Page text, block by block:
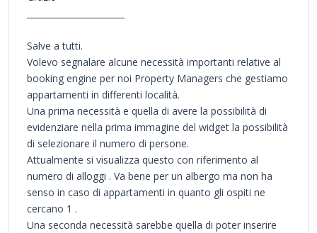
Salve a tutti.
Volevo segnalare alcune necessità importanti relative al
booking engine per noi Property Managers che gestiamo
appartamenti in differenti località.
Una prima necessità e quella di avere la possibilità di
evidenziare nella prima immagine del widget la possibilità
di selezionare il numero di persone.
Attualmente si visualizza questo con riferimento al
numero di alloggi . Va bene per un albergo ma non ha
senso in caso di appartamenti in quanto gli ospiti ne
cercano 1 .
Una seconda necessità sarebbe quella di poter inserire